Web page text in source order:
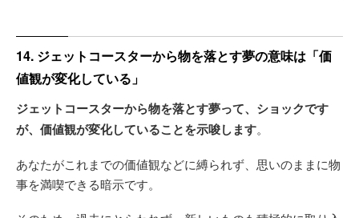
14. ジェットコースターから物を落とす夢の意味は「価
値観が変化している」
ジェットコースターから物を落とす夢って、ショックです
が、価値観が変化していることを示唆します。
あなたがこれまでの価値観などに縛られず、思いのままに物
事を満喫できる暗示です。